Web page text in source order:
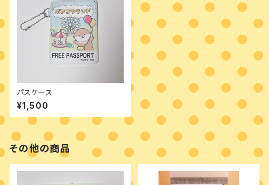
パスケース
¥1,500
その他の商品